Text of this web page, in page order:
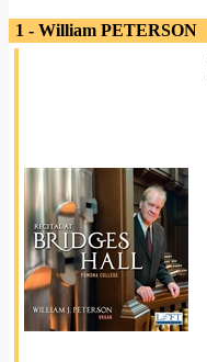
1 - William PETERSON